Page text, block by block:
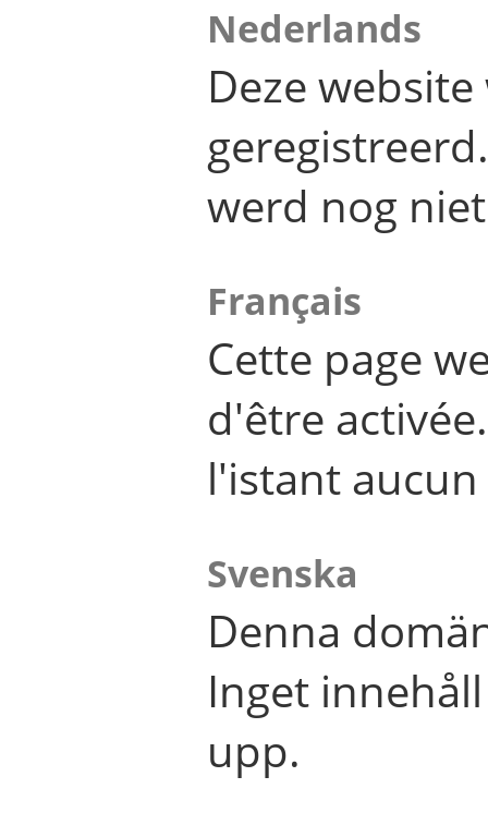
Nederlands
Deze
werd nog
Français
Cette page
d'être
l'istant
Svenska
Denna
Inget
upp.